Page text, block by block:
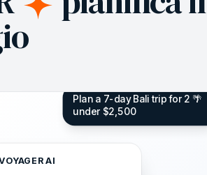
Plan a 7-day Bali trip for 2 🌴
under $2,500
AI